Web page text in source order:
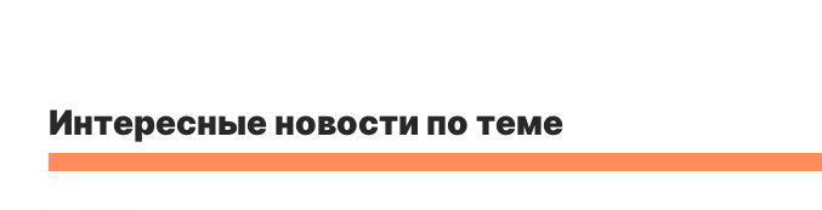
Интересные новости по теме